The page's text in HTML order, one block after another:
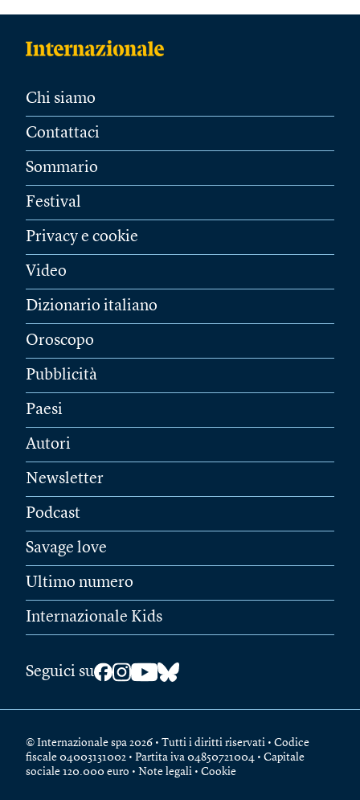
Chi siamo
Contattaci
Sommario
Festival
Privacy e cookie
Video
Dizionario italiano
Oroscopo
Pubblicità
Paesi
Autori
Newsletter
Podcast
Savage love
Ultimo numero
Internazionale Kids
Seguici su
© Internazionale spa 2026 • Tutti i diritti riservati • Codice
fiscale 04003131002 • Partita iva 04850721004 • Capitale
sociale 120.000 euro • Note legali • Cookie